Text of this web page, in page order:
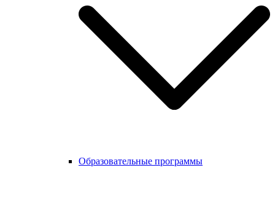
Образовательные программы